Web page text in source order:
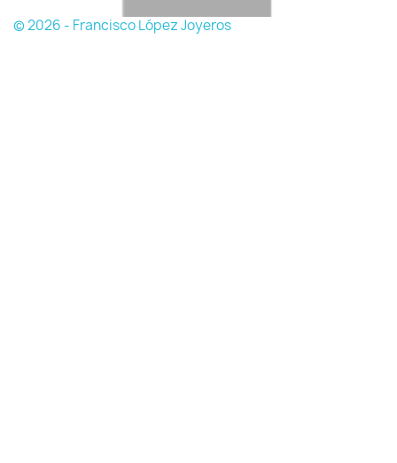
© 2026 - Francisco López Joyeros